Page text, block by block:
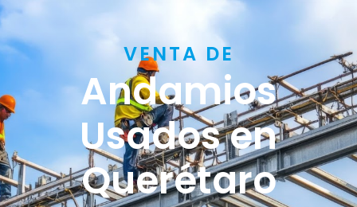
VENTA DE
Andamios
Usados en
Querétaro